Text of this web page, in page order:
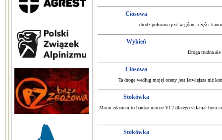
Ciosowa
drodz położona jest w górnej części
Wykień
Droga trudna ale
Ciosowa
Ta droga według mojej oceny jest łatwiejsza niż
Stokówka
Moim zdaniem to bardzo mocne VI.2 dlatego skłaniał bym
Stokówka